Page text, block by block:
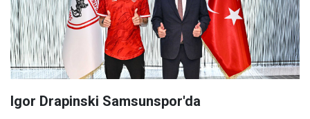
Igor Drapinski Samsunspor'da